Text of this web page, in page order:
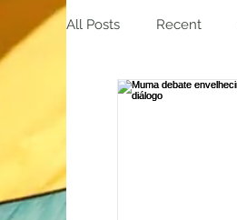
All Posts Recent